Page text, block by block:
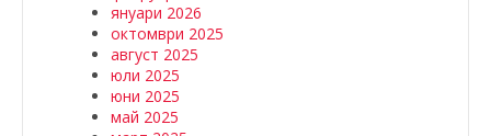
януари 2026
октомври 2025
август 2025
юли 2025
юни 2025
май 2025